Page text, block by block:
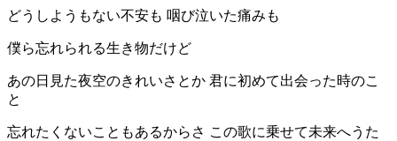
どうしようもない不安も 咽び泣いた痛みも
僕ら忘れられる生き物だけど
あの日見た夜空のきれいさとか 君に初めて出会った時のこ
と
忘れたくないこともあるからさ この歌に乗せて未来へうた